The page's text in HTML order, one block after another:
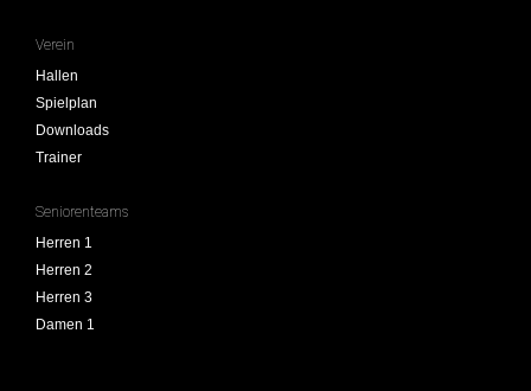
Verein
Hallen
Spielplan
Downloads
Trainer
Seniorenteams
Herren 1
Herren 2
Herren 3
Damen 1